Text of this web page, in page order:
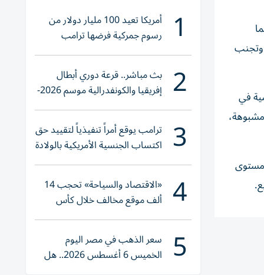
وتجنب
في
مستوى
1 أمريكا تعيد 100 مليار دولار من
رسوم جمركية فرضها ترامب
2 بث مباشر.. قرعة دوري أبطال
إفريقيا والكونفدرالية موسم 2026-
2027
3 ترامب يوقع أمراً تنفيذياً لتقييد حق
اكتساب الجنسية الأمريكية بالولادة
4 «الاقتصاد والسياحة» تحجب 14
ألف موقع مخالف خلال كأس
العالم 2026
5 سعر الذهب في مصر اليوم
الخميس 6 أغسطس 2026.. هل